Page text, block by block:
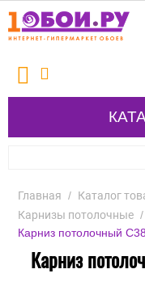
Главная / Каталог
Карнизы потолочные /
Карниз потолочный
Карниз